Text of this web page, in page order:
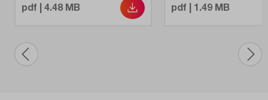
pdf | 4.48 MB pdf | 1.49 MB